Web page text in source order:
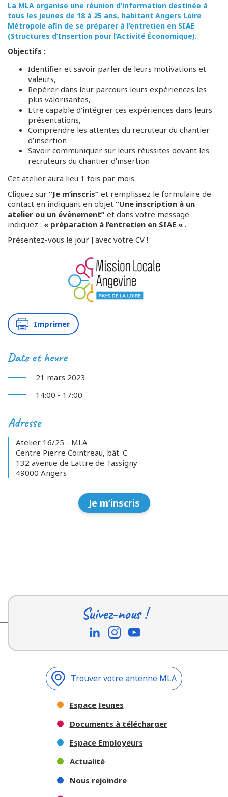
La MLA organise une réunion d’information destinée à
tous les jeunes de 18 à 25 ans, habitant Angers Loire
Métropole afin de se préparer à l’entretien en SIAE
(Structures d’Insertion pour l’Activité Économique).
Objectifs :
Identifier et savoir parler de leurs motivations et
valeurs,
Repérer dans leur parcours leurs expériences les
plus valorisantes,
Etre capable d’intégrer ces expériences dans leurs
présentations,
Comprendre les attentes du recruteur du chantier
d’insertion
Savoir communiquer sur leurs réussites devant les
recruteurs du chantier d’insertion
Cet atelier aura lieu 1 fois par mois.
Cliquez sur “Je m’inscris” et remplissez le formulaire de
contact en indiquant en objet “Une inscription à un
atelier ou un évènement” et dans votre message
indiquez : « préparation à l’entretien en SIAE « .
Présentez-vous le jour J avec votre CV !
Imprimer
Date et heure
21 mars 2023
14:00 - 17:00
Adresse
Atelier 16/25 - MLA
Centre Pierre Cointreau, bât. C
132 avenue de Lattre de Tassigny
49000 Angers
Je m’inscris
Suivez-nous !
Trouver votre antenne MLA
Espace Jeunes
Documents à télécharger
Espace Employeurs
Actualité
Nous rejoindre